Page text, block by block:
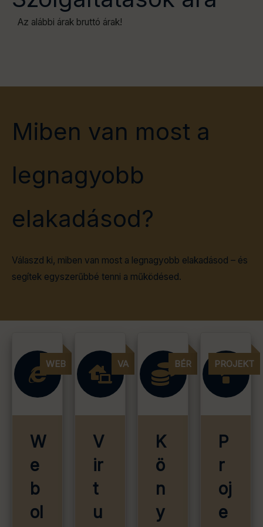
Az alábbi árak bruttó árak!
Miben van most a
legnagyobb
elakadásod?
Válaszd ki, miben van most a legnagyobb elakadásod – és
segítek egyszerűbbé tenni a működésed.
W
e
b
ol
V
ir
t
u
K
ö
n
y
P
r
oj
e